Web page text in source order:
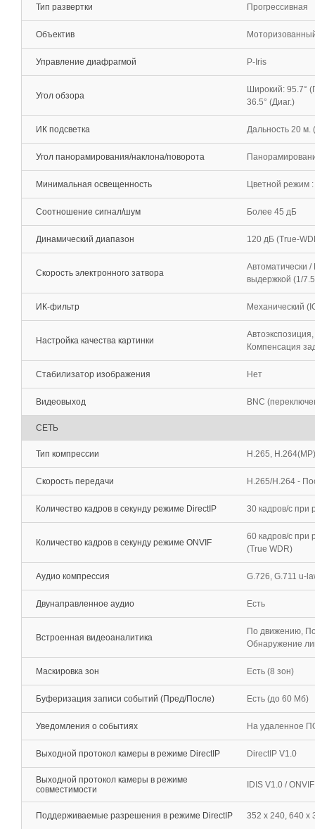
Тип развертки Прогрессивная
Объектив
Управление диафрагмой P-Iris
Угол обзора
Широкий: 95.7°
36.5° (Диаг.)
ИК подсветка Дальность 20 м.
Угол панорамирования/наклона/поворота
Минимальная освещенность Цветной режим
Соотношение сигнал/шум Более 45 дБ
Динамический диапазон 120 дБ (True-
Скорость электронного затвора
Автоматически
выдержкой (1/
ИК-фильтр Механический
Настройка качества картинки
Компенсация
Стабилизатор изображения Нет
Видеовыход BNC
СЕТЬ
Тип компрессии H.265,
Скорость передачи H.265/H.264 -
Количество кадров в секунду режиме DirectIP 30 кадров/с при
Количество кадров в секунду режиме ONVIF
60 кадров/c при
(True WDR)
Аудио компрессия G.726, G.711 u-
Двунаправленное аудио Есть
Встроенная видеоаналитика
По движению,
Обнаружение
Маскировка зон Есть (8 зон)
Буферизация записи событий (Пред/После) Есть (до 60 Мб)
Уведомления о событиях На удаленное
Выходной протокол камеры в режиме DirectIP DirectIP V1.0
Выходной протокол камеры в режиме
совместимости
IDIS V1.0 /
Поддерживаемые разрешения в режиме DirectIP 352 x 240, 640 x